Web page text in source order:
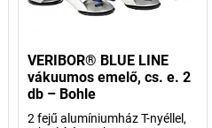
VERIBOR® BLUE LINE
vákuumos emelő, cs. e. 2
db – Bohle
2 fejű alumíniumház T-nyéllel,